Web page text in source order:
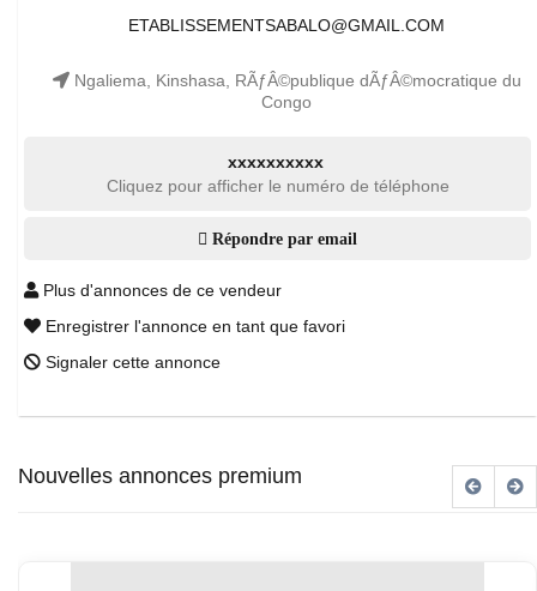
ETABLISSEMENTSABALO@GMAIL.COM
Ngaliema, Kinshasa, RÃƒÂ©publique dÃƒÂ©mocratique du
Congo
xxxxxxxxxx
Cliquez pour afficher le numéro de téléphone
Répondre par email
Plus d'annonces de ce vendeur
Enregistrer l'annonce en tant que favori
Signaler cette annonce
Nouvelles annonces premium